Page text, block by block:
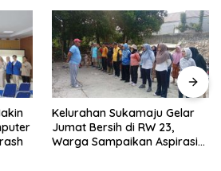
Kelurahan Sukamaju Gelar
Jumat Bersih di RW 23,
Warga Sampaikan Aspirasi